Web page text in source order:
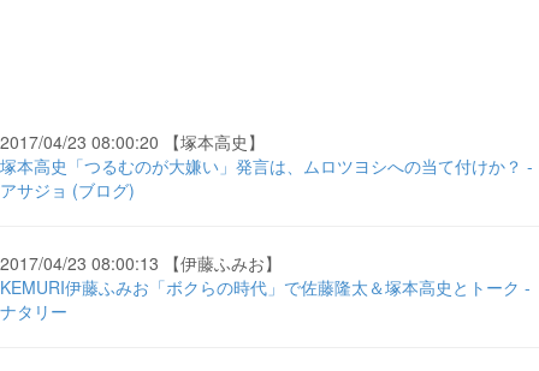
2017/04/23 08:00:20 【塚本高史】
塚本高史「つるむのが大嫌い」発言は、ムロツヨシへの当て付けか？ -
アサジョ (ブログ)
2017/04/23 08:00:13 【伊藤ふみお】
KEMURI伊藤ふみお「ボクらの時代」で佐藤隆太＆塚本高史とトーク -
ナタリー